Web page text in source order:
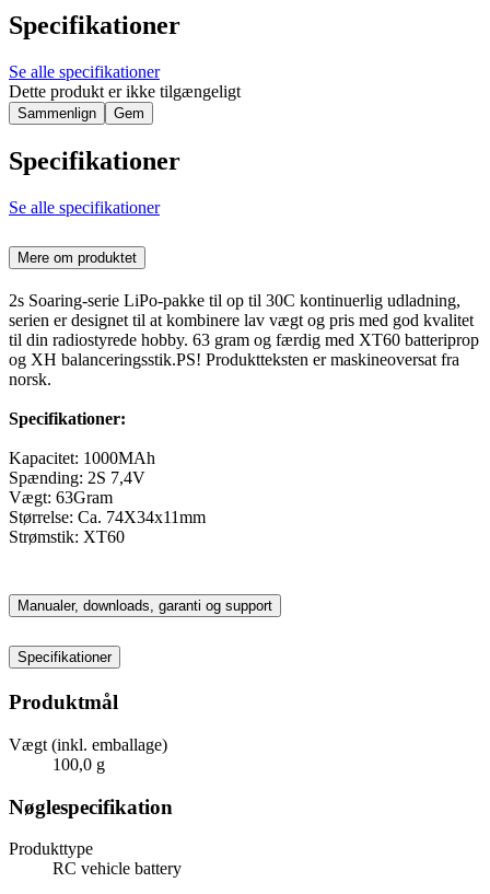
Specifikationer
Se alle specifikationer
Dette produkt er ikke tilgængeligt
Sammenlign Gem
Specifikationer
Se alle specifikationer
Mere om produktet
2s Soaring-serie LiPo-pakke til op til 30C kontinuerlig udladning,
serien er designet til at kombinere lav vægt og pris med god kvalitet
til din radiostyrede hobby. 63 gram og færdig med XT60 batteriprop
og XH balanceringsstik.PS! Produktteksten er maskineoversat fra
norsk.
Specifikationer:
Kapacitet: 1000MAh
Spænding: 2S 7,4V
Vægt: 63Gram
Størrelse: Ca. 74X34x11mm
Strømstik: XT60
Manualer, downloads, garanti og support
Specifikationer
Produktmål
Vægt (inkl. emballage)
100,0 g
Nøglespecifikation
Produkttype
RC vehicle battery